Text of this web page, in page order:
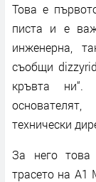
Това е
писта и е
инженерна,
съобщи
кръвта
технически
За него
трасето на A1